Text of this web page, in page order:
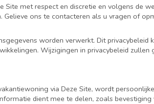
Site met respect en discretie en volgens de
ons te contacteren als u vragen of
worden verwerkt. Dit
Wijzigingen in privacybeleid zullen
via Deze Site, wordt
dient mee te delen, zoals